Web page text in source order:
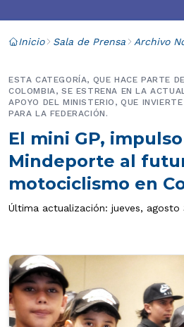
Inicio Sala de Prensa Archivo
El mini GP,
Mindeporte al
motociclismo en
ESTA CATEGORÍA, QUE HACE PARTE
COLOMBIA, SE ESTRENA EN LA
APOYO DEL MINISTERIO, QUE
PARA LA FEDERACIÓN.
Última actualización: jueves, agosto